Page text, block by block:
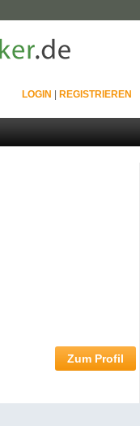
LOGIN REGISTRIEREN
Zum Profil